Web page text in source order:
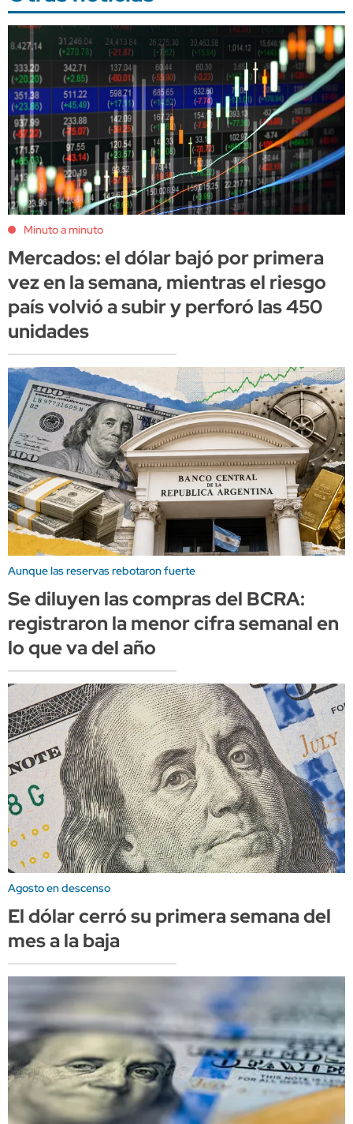
Minuto a minuto
Mercados: el dólar bajó por primera
vez en la semana, mientras el riesgo
país volvió a subir y perforó las 450
unidades
Aunque las reservas rebotaron fuerte
Se diluyen las compras del BCRA:
registraron la menor cifra semanal en
lo que va del año
Agosto en descenso
El dólar cerró su primera semana del
mes a la baja